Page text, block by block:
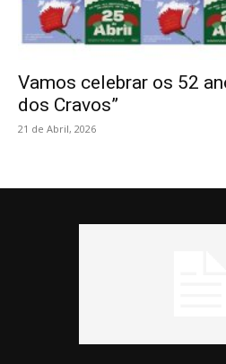
Vamos celebrar os 52
dos Cravos”
21 de Abril, 2026